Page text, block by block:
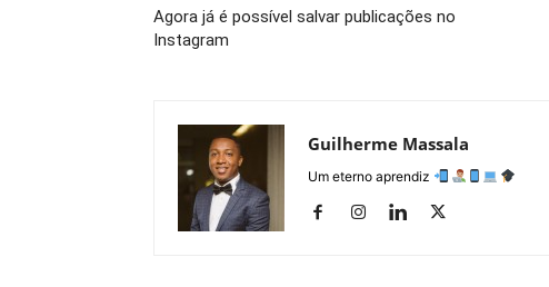
Agora já é possível salvar publicações no
Instagram
Guilherme Massala
Um eterno aprendiz